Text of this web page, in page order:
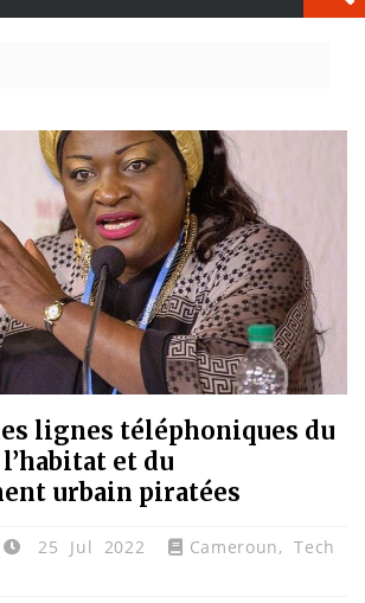
Aliko
lignes téléphoniques du
et du
urbain piratées
25 Jul 2022 Cameroun,Tech